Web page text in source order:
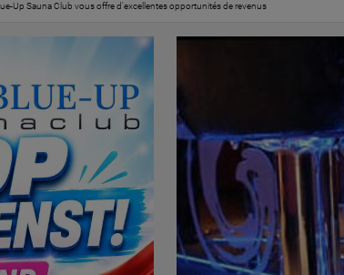
Up Sauna Club vous offre d'excellentes opportunités de revenus